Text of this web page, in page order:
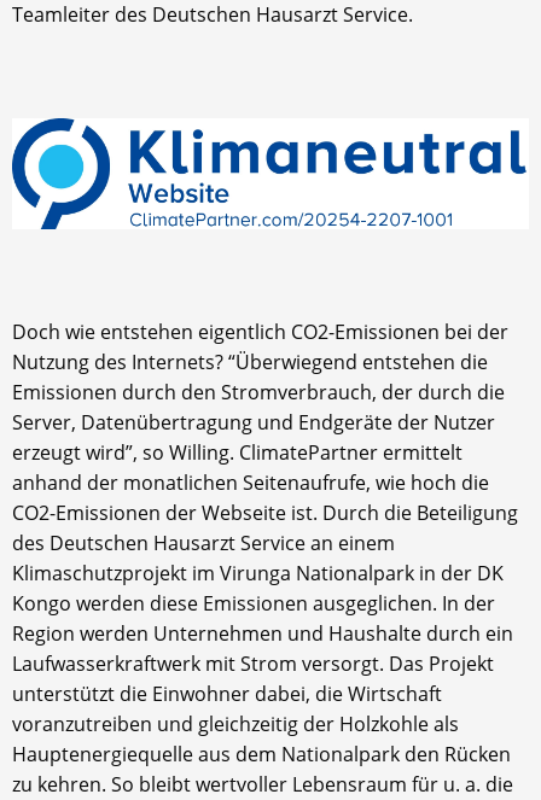
Teamleiter des Deutschen Hausarzt Service.
Doch wie entstehen eigentlich CO2-Emissionen bei der
Nutzung des Internets? “Überwiegend entstehen die
Emissionen durch den Stromverbrauch, der durch die
Server, Datenübertragung und Endgeräte der Nutzer
erzeugt wird”, so Willing. ClimatePartner ermittelt
anhand der monatlichen Seitenaufrufe, wie hoch die
CO2-Emissionen der Webseite ist. Durch die Beteiligung
des Deutschen Hausarzt Service an einem
Klimaschutzprojekt im Virunga Nationalpark in der DK
Kongo werden diese Emissionen ausgeglichen. In der
Region werden Unternehmen und Haushalte durch ein
Laufwasserkraftwerk mit Strom versorgt. Das Projekt
unterstützt die Einwohner dabei, die Wirtschaft
voranzutreiben und gleichzeitig der Holzkohle als
Hauptenergiequelle aus dem Nationalpark den Rücken
zu kehren. So bleibt wertvoller Lebensraum für u. a. die